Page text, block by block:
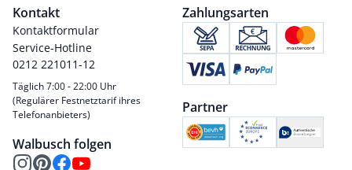
Kontakt
Kontaktformular
Service-Hotline
0212 221011-12
Täglich 7:00 - 22:00 Uhr
(Regulärer Festnetztarif ihres
Telefonanbieters)
Walbusch folgen
Zahlungsarten
Partner